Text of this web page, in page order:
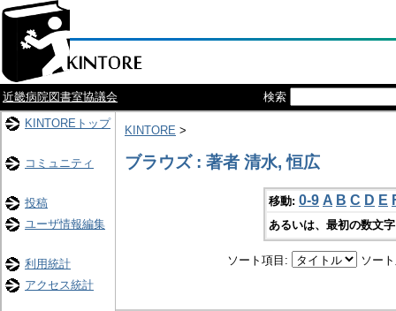
近畿病院図書室協議会
検索
KINTOREトップ
コミュニティ
投稿
ユーザ情報編集
利用統計
アクセス統計
KINTORE >
ブラウズ : 著者 清水, 恒広
移動: 0-9 A B C D E
あるいは、最初の数文
ソート項目: ソー